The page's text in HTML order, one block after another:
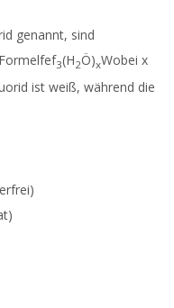
genannt, sind
3(H2Ö)xWobei x
ist weiß, während die